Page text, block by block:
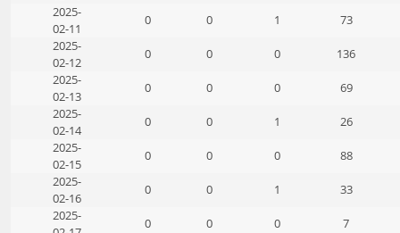
2025-
02-11
0 0 1
73
2025-
02-12
0 0 0
136
2025-
02-13
0 0 0
69
2025-
02-14
0 0 1
26
2025-
02-15
0 0 0
88
2025-
02-16
0 0 1
33
2025-
0 0 0
7